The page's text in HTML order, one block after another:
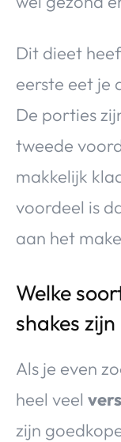
Dit dieet
eerste eet je
De porties
tweede
makkelijk
voordeel is
aan het
Welke
shakes
Als je even
heel veel
zijn